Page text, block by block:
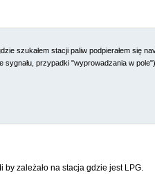
szukałem stacji paliw podpierałem się
przypadki "wyprowadzania w
by zależało na stacja gdzie jest LPG.